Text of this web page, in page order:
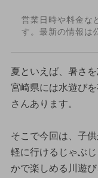
営業日時や料金な
す。最新の情報は
夏といえば、暑さ
宮崎県には水遊び
さんあります。
そこで今回は、子
軽に行けるじゃぶ
かで楽しめる川遊